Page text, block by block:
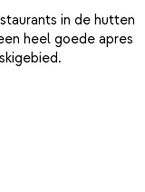
in de hutten
heel goede apres